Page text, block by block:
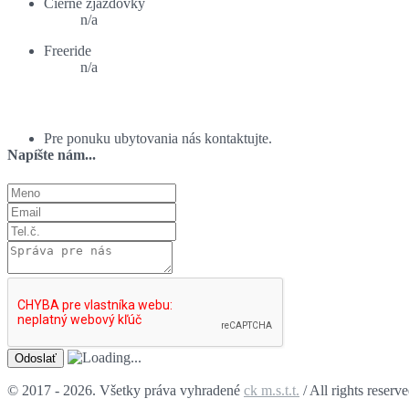
n/a
Freeride
n/a
Pre ponuku ubytovania nás kontaktujte.
Napíšte nám...
© 2017 - 2026. Všetky práva vyhradené ck m.s.t.t. / All rights